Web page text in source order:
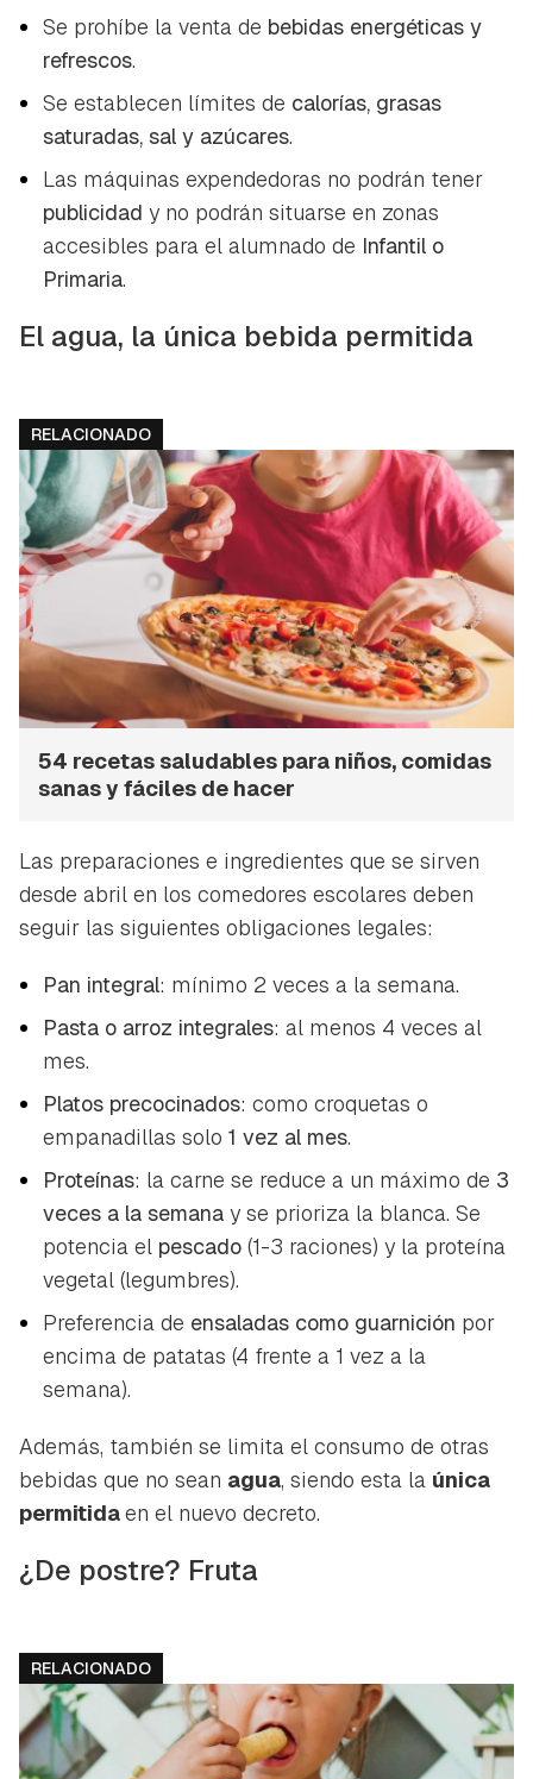
Para poder guardar como favorito, primero has de
iniciar sesión con tu cuenta de Hogarmanía.
INICIAR SESIÓN CANCELAR
Se prohíbe la venta de bebidas energéticas y
refrescos.
Se establecen límites de calorías, grasas
saturadas, sal y azúcares.
Las máquinas expendedoras no podrán tener
publicidad y no podrán situarse en zonas
accesibles para el alumnado de Infantil o
Primaria.
El agua, la única bebida permitida
RELACIONADO
54 recetas saludables para niños, comidas
sanas y fáciles de hacer
Las preparaciones e ingredientes que se sirven
desde abril en los comedores escolares deben
seguir las siguientes obligaciones legales:
Pan integral: mínimo 2 veces a la semana.
Pasta o arroz integrales: al menos 4 veces al
mes.
Platos precocinados: como croquetas o
empanadillas solo 1 vez al mes.
Proteínas: la carne se reduce a un máximo de 3
veces a la semana y se prioriza la blanca. Se
potencia el pescado (1-3 raciones) y la proteína
vegetal (legumbres).
Preferencia de ensaladas como guarnición por
encima de patatas (4 frente a 1 vez a la
semana).
Además, también se limita el consumo de otras
bebidas que no sean agua, siendo esta la única
permitidaen el nuevo decreto.
¿De postre? Fruta
RELACIONADO
Gracias por suscribirte a nuestro boletín.
ACEPTAR